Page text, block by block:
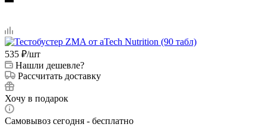
535 ₽/шт
Нашли дешевле?
Рассчитать доставку
Хочу в подарок
Самовывоз сегодня - бесплатно